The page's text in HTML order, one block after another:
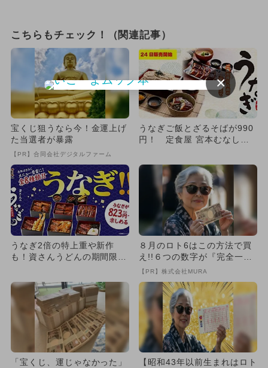
こちらもチェック！（関連記事）
宝くじ狙うなら今！金運上げ
た当選者が暴露
【PR】合同会社デジタルファーム
うなぎご飯とざるそばが990
円！ 定食屋 宮本むなしで
うなぎ2倍の特上重や新作
も！資さんうどんの期間限定
８月のロト6はこの方法で買
え!!６つの数字が『完全一
致』する方法
【PR】株式会社MURA
「宝くじ、運じゃなかった」
【昭和43年以前生まれはロト
×